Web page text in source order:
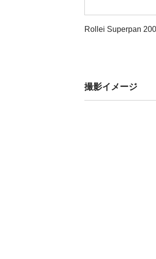
Rollei Superpan
撮影イメージ